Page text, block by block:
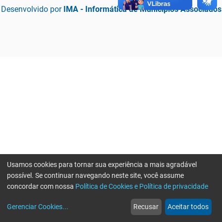
Desenvolvido por IMA - Informática de Municípios Associados
web
Notícias
more_horiz
Mais
Usamos cookies para tornar sua experiência a mais agradável
possível. Se continuar navegando neste site, você assume
concordar com nossa Política de Cookies e Política de privacidade
Gerenciar Cookies... Recusar Aceitar todos
Erro ao enviar informações, por favor tente novamente